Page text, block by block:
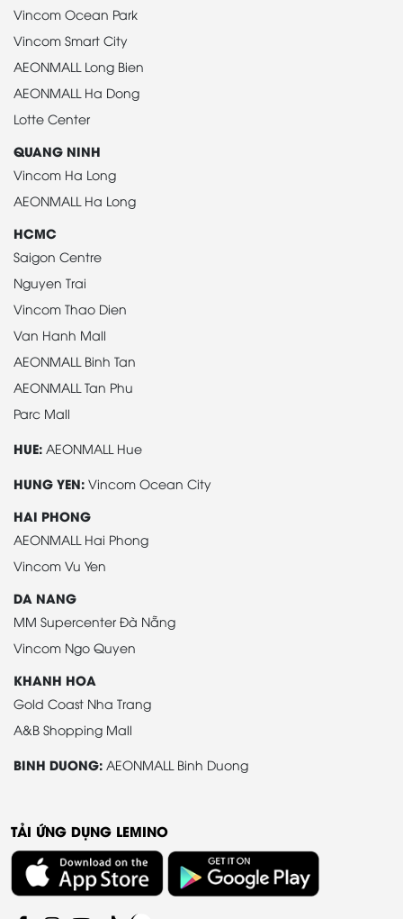
Vincom Ocean Park
Vincom Smart City
AEONMALL Long Bien
AEONMALL Ha Dong
Lotte Center
QUANG NINH
Vincom Ha Long
AEONMALL Ha Long
HCMC
Saigon Centre
Nguyen Trai
Vincom Thao Dien
Van Hanh Mall
AEONMALL Binh Tan
AEONMALL Tan Phu
Parc Mall
HUE: AEONMALL Hue
HUNG YEN: Vincom Ocean City
HAI PHONG
AEONMALL Hai Phong
Vincom Vu Yen
DA NANG
MM Supercenter Đà Nẵng
Vincom Ngo Quyen
KHANH HOA
Gold Coast Nha Trang
A&B Shopping Mall
BINH DUONG: AEONMALL Binh Duong
TẢI ỨNG DỤNG LEMINO